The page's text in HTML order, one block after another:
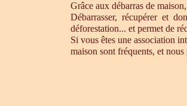
Grâce aux débarras de
Débarrasser, récupérer et
déforestation... et permet de
Si vous êtes une association
maison sont fréquents, et